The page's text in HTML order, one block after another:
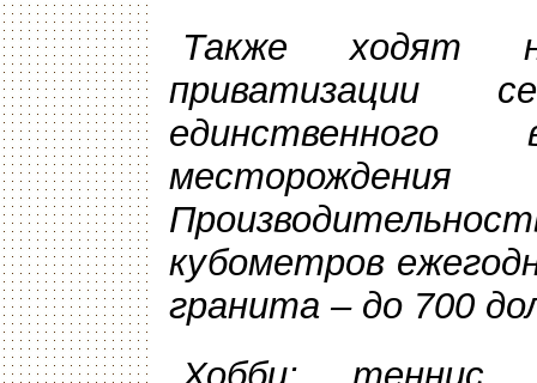
Также ходят
приватизации
кубометров
гранита – до 700